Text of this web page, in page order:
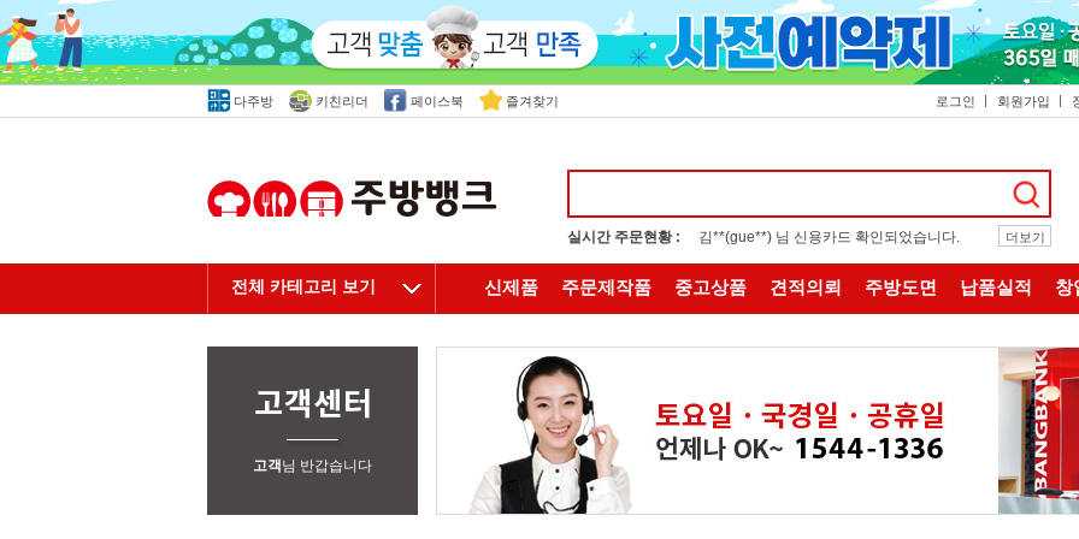
다주방 키친리더 페이스북 즐겨찾기 로그인 회원가입
실시간 주문현황 : 김**(gue**) 님 신용카드 확인되었습니다. 더보기
신제품 주문제작품 중고상품 견적의뢰 주방도면 납품실적 창
전체 카테고리 보기
고객 님 반갑습니다